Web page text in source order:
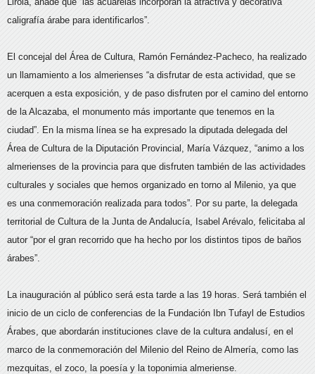
caligrafía árabe para identificarlos”.
El concejal del Área de Cultura, Ramón Fernández-Pacheco, ha realizado
un llamamiento a los almerienses “a disfrutar de esta actividad, que se
acerquen a esta exposición, y de paso disfruten por el camino del entorno
de la Alcazaba, el monumento más importante que tenemos en la
ciudad”. En la misma línea se ha expresado la diputada delegada del
Área de Cultura de la Diputación Provincial, María Vázquez, “animo a los
almerienses de la provincia para que disfruten también de las actividades
culturales y sociales que hemos organizado en torno al Milenio, ya que
es una conmemoración realizada para todos”. Por su parte, la delegada
territorial de Cultura de la Junta de Andalucía, Isabel Arévalo, felicitaba al
autor “por el gran recorrido que ha hecho por los distintos tipos de baños
árabes”.
La inauguración al público será esta tarde a las 19 horas. Será también el
inicio de un ciclo de conferencias de la Fundación Ibn Tufayl de Estudios
Árabes, que abordarán instituciones clave de la cultura andalusí, en el
marco de la conmemoración del Milenio del Reino de Almería, como las
mezquitas, el zoco, la poesía y la toponimia almeriense.